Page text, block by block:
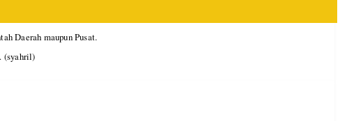
Daerah maupun Pusat.
(syahril)